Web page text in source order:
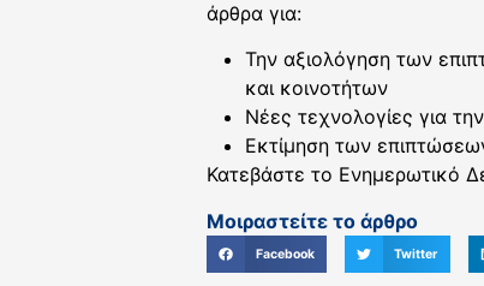
άρθρα για:
Την αξιολόγηση των
και κοινοτήτων
Νέες τεχνολογίες για
Εκτίμηση των
Κατεβάστε το Ενημερωτικό
Μοιραστείτε το άρθρο
Facebook Twitter